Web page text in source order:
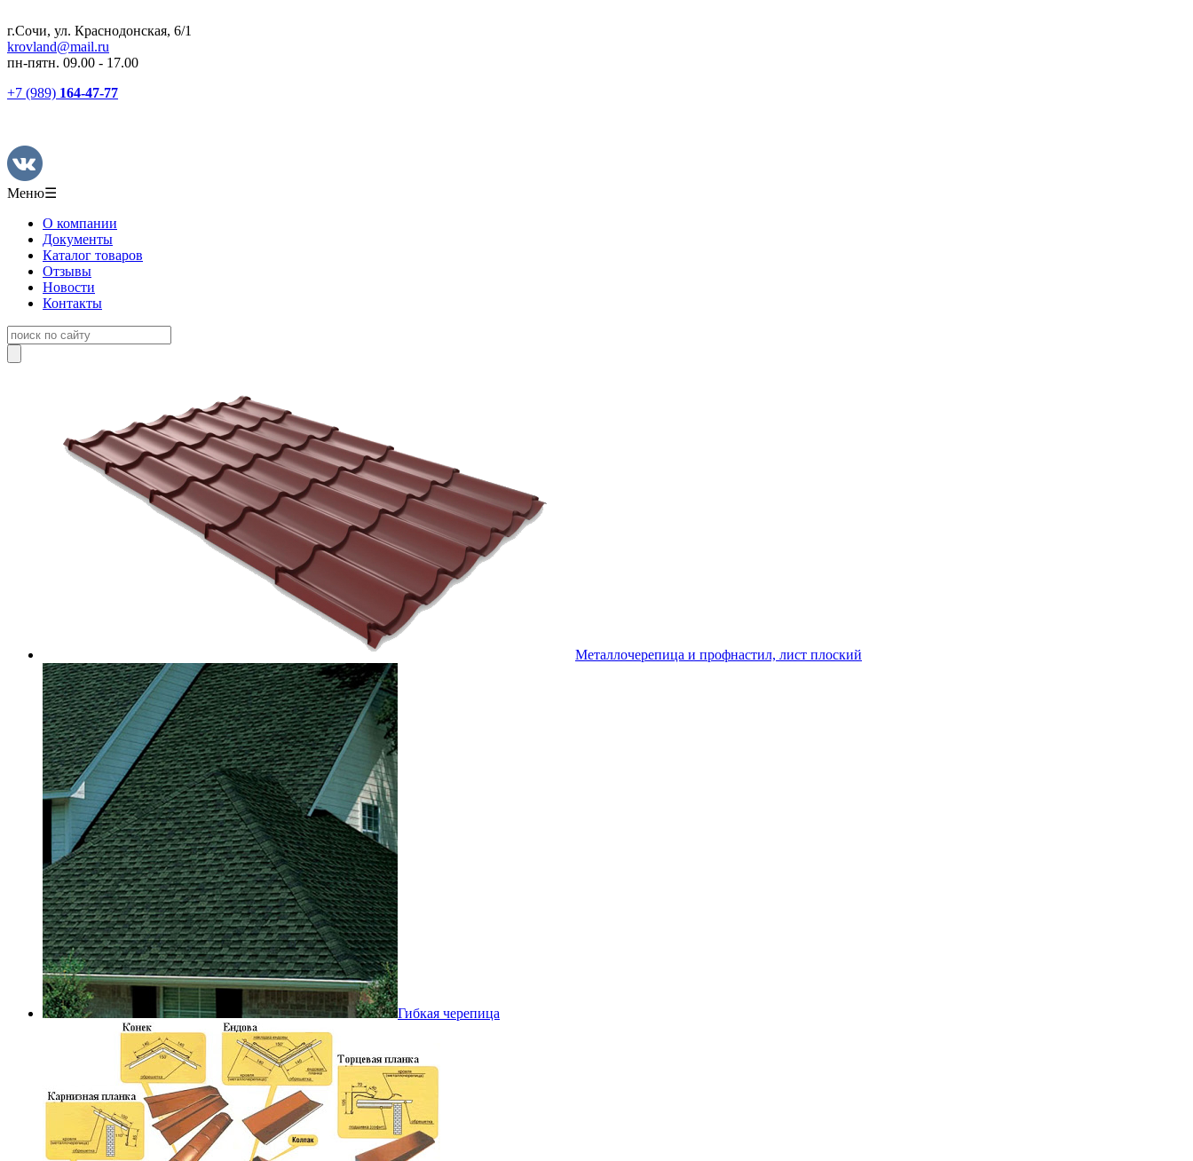
г.Сочи, ул. Краснодонская, 6/1
krovland@mail.ru
пн-пятн. 09.00 - 17.00
+7 (989) 164-47-77
Меню☰
О компании
Документы
Каталог товаров
Отзывы
Новости
Контакты
Металлочерепица и профнастил, лист плоский
Гибкая черепица